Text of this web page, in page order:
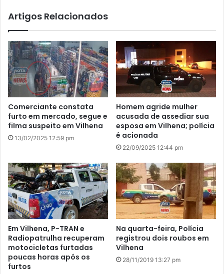
Artigos Relacionados
Comerciante constata
furto em mercado, segue e
filma suspeito em Vilhena
13/02/2025 12:59 pm
Homem agride mulher
acusada de assediar sua
esposa em Vilhena; polícia
é acionada
22/09/2025 12:44 pm
Em Vilhena, P-TRAN e
Radiopatrulha recuperam
motocicletas furtadas
poucas horas após os
furtos
Na quarta-feira, Polícia
registrou dois roubos em
Vilhena
28/11/2019 13:27 pm